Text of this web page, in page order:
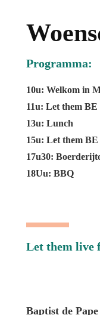
Programma:
10u: Welkom in
11u: Let them
13u: Lunch
15u: Let them
17u30:
18Uu: BBQ
Let them live
Baptist de Pape